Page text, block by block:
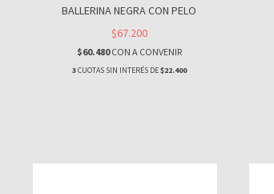
BALLERINA NEGRA CON PELO
$67.200
$60.480CON A CONVENIR
3CUOTAS SIN INTERÉS DE$22.400